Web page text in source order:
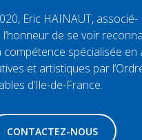
Eric HAINAUT, associé-
de se voir
compétence spécialisée en
et artistiques par
d’Ile-de-France.
CONTACTEZ-NOUS